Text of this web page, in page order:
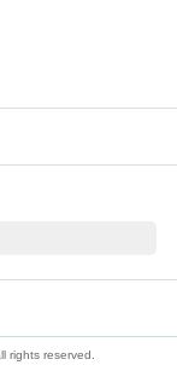
rights reserved.